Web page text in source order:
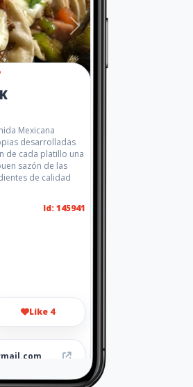
Mexicana
desarrolladas
de cada platillo una
sazón de las
de calidad
Id: 145941
Like 4